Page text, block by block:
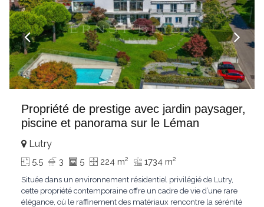
Propriété de prestige avec jardin paysager,
piscine et panorama sur le Léman
Lutry
5.5 3 5 224 m2 1734 m2
Située dans un environnement résidentiel privilégié de Lutry,
cette propriété contemporaine offre un cadre de vie d’une rare
élégance, où le raffinement des matériaux rencontre la sérénité